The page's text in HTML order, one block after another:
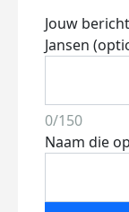
Jouw
Jansen
0/150
Naam die